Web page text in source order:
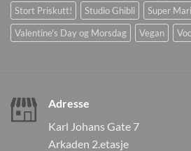
Stort Priskutt!
Studio Ghibli Super
Valentine's Day og Morsdag
Vegan
Adresse
Karl Johans Gate 7
Arkaden 2.etasje